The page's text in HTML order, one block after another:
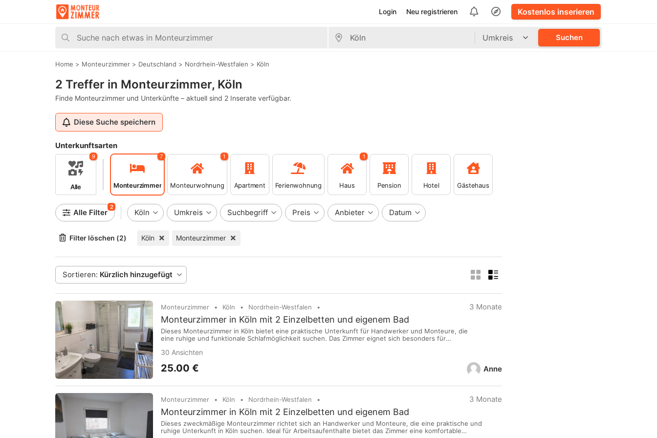
Kostenlos inserieren
Neu registrieren
Login
Umkreis Suchen
Home > Monteurzimmer > Deutschland > Nordrhein-Westfalen > Köln
2 Treffer in Monteurzimmer, Köln
Finde Monteurzimmer und Unterkünfte – aktuell sind 2 Inserate verfügbar.
Diese Suche speichern
Unterkunftsarten
Alle
9
Monteurzimmer
7
Monteurwohnung
1
Apartment Ferienwohnung Haus
1
Pension Hotel Gästehaus
Alle Filter
2
Köln Umkreis Suchbegriff Preis Anbieter Datum
Filter löschen (2) Köln Monteurzimmer
Sortieren: Kürzlich hinzugefügt
Anne
Monteurzimmer Köln Nordrhein-Westfalen 3 Monate
Monteurzimmer in Köln mit 2 Einzelbetten und eigenem Bad
Dieses Monteurzimmer in Köln bietet eine praktische Unterkunft für Handwerker und Monteure, die
eine ruhige und funktionale Schlafmöglichkeit suchen. Das Zimmer eignet sich besonders für
Einzelbetten im Zimmer - Eigenes Bad - Ruhige Lage - WLAN auf Anfrage verfügbar...
30 Ansichten
25.00 €
Monteurzimmer Köln Nordrhein-Westfalen 3 Monate
Monteurzimmer in Köln mit 2 Einzelbetten und eigenem Bad
Dieses zweckmäßige Monteurzimmer richtet sich an Handwerker und Monteure, die eine praktische und
ruhige Unterkunft in Köln suchen. Ideal für Arbeitsaufenthalte bietet das Zimmer eine komfortable